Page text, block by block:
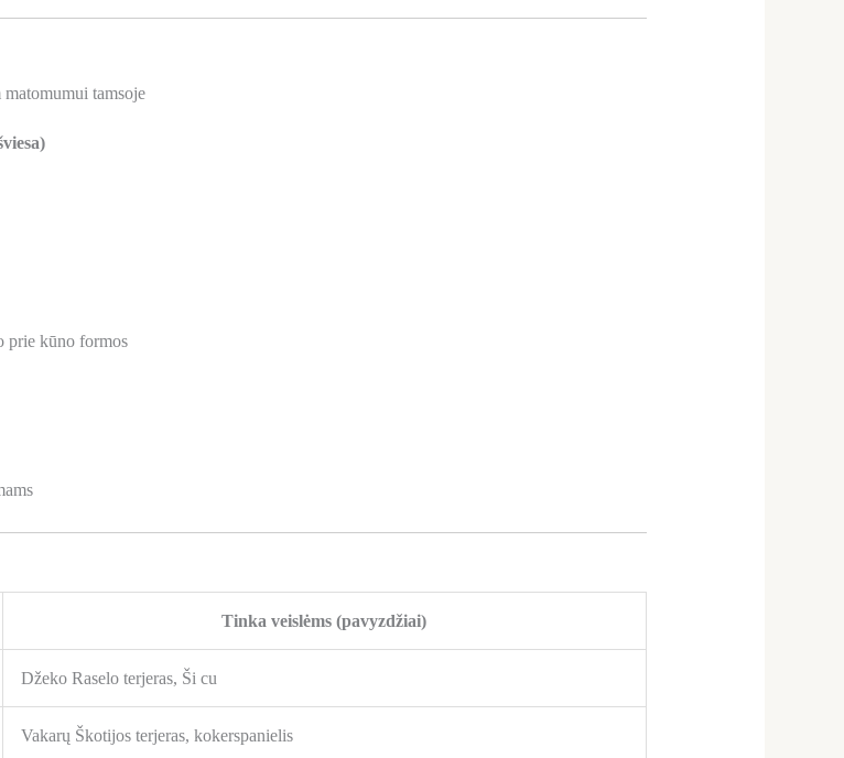
tamsoje
prie kūno formos
Tinka veislėms (pavyzdžiai)
Džeko Raselo terjeras, Ši cu
Vakarų Škotijos terjeras, kokerspanielis